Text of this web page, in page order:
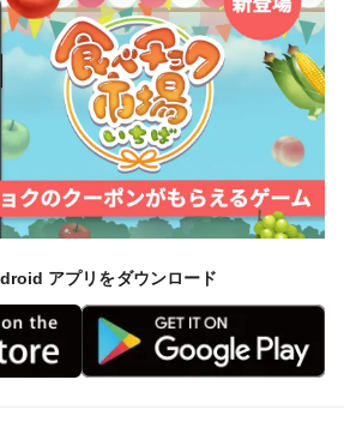
アプリをダウンロード